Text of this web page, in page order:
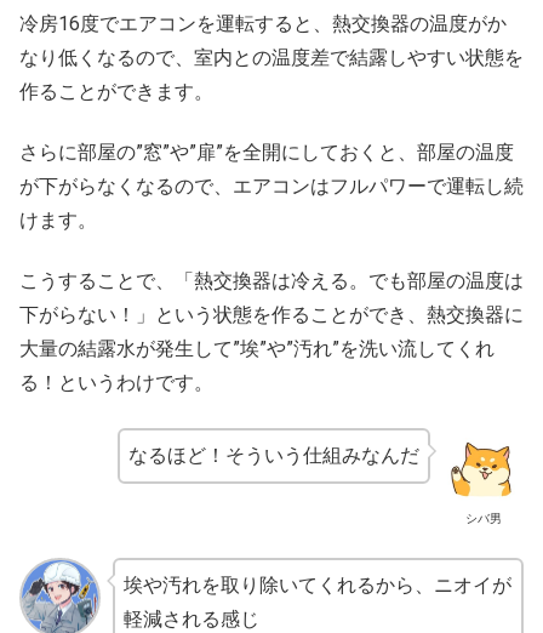
冷房16度でエアコンを運転すると、熱交換器の温度がか
なり低くなるので、室内との温度差で結露しやすい状態を
作ることができます。
さらに部屋の”窓”や”扉”を全開にしておくと、部屋の温度
が下がらなくなるので、エアコンはフルパワーで運転し続
けます。
こうすることで、「熱交換器は冷える。でも部屋の温度は
下がらない！」という状態を作ることができ、熱交換器に
大量の結露水が発生して”埃”や”汚れ”を洗い流してくれ
る！というわけです。
シバ男
なるほど！そういう仕組みなんだ
埃や汚れを取り除いてくれるから、ニオイが
軽減される感じ